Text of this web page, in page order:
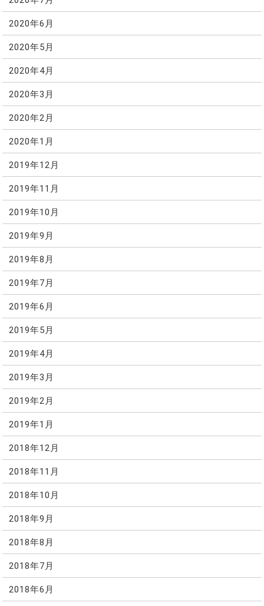
2020年6月
2020年5月
2020年4月
2020年3月
2020年2月
2020年1月
2019年12月
2019年11月
2019年10月
2019年9月
2019年8月
2019年7月
2019年6月
2019年5月
2019年4月
2019年3月
2019年2月
2019年1月
2018年12月
2018年11月
2018年10月
2018年9月
2018年8月
2018年7月
2018年6月